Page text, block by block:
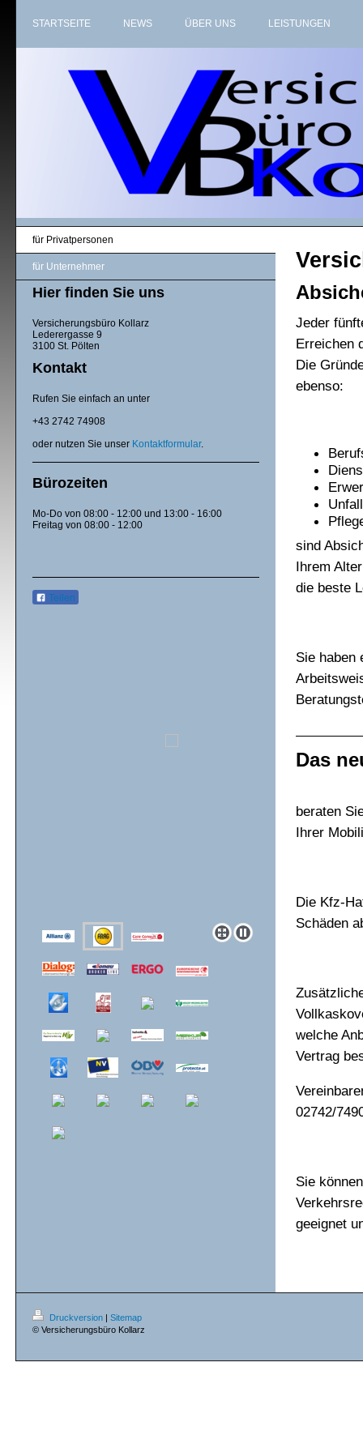
STARTSEITE NEWS ÜBER UNS LEISTUNGEN
für Privatpersonen
für Unternehmer
Hier finden Sie uns
Versicherungsbüro Kollarz
Lederergasse 9
3100 St. Pölten
Kontakt
Rufen Sie einfach an unter
+43 2742 74908
oder nutzen Sie unser Kontaktformular.
Bürozeiten
Mo-Do von 08:00 - 12:00 und 13:00 - 16:00
Freitag von 08:00 - 12:00
Teilen
Jeder
Erreichen
Die
ebenso:
sind
Ihrem
die beste
Sie haben
Das
beraten
Ihrer
Die Kfz-
Schäden
welche
Vertrag
02742/
Sie
geeignet
Druckversion | Sitemap
© Versicherungsbüro Kollarz